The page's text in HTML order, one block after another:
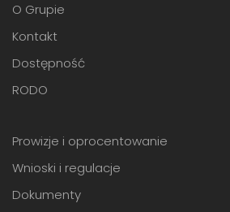
O Grupie
Kontakt
Dostępność
RODO
Prowizje i oprocentowanie
Wnioski i regulacje
Dokumenty